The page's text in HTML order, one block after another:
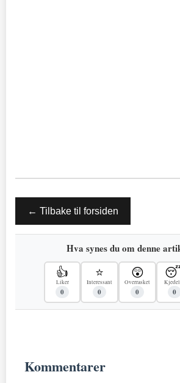
← Tilbake til forsiden
Hva synes du om denne
👍
Liker
0
⭐
Interessant
0
😲
Overrasket
0 0
Kommentarer